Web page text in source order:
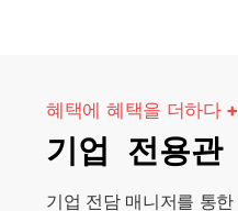
혜택에 혜택을 더하다 +
기업 전용관
기업 전담 매니저를 통한